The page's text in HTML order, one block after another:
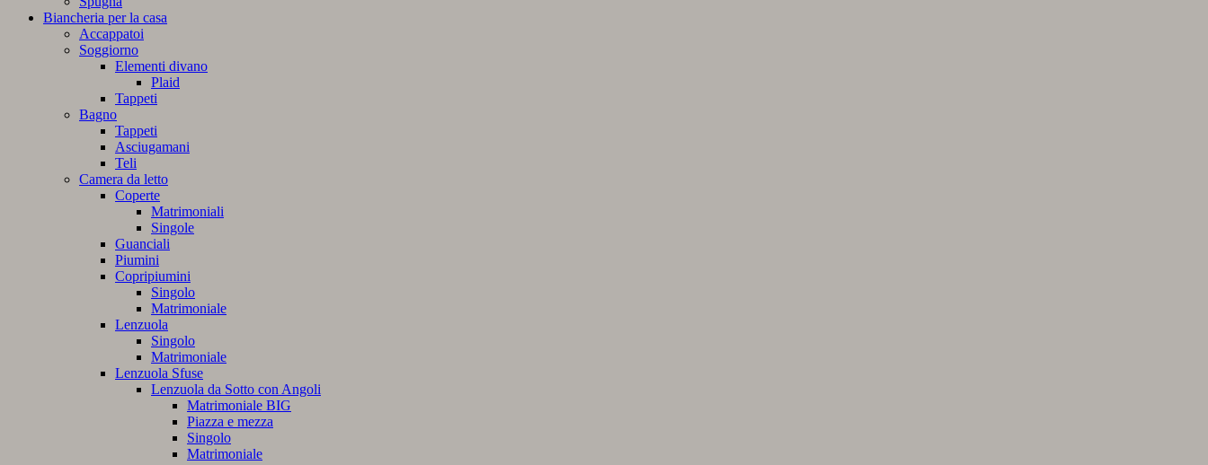
Biancheria per la casa
Accappatoi
Soggiorno
Elementi divano
Plaid
Tappeti
Bagno
Tappeti
Asciugamani
Teli
Camera da letto
Coperte
Matrimoniali
Singole
Guanciali
Piumini
Copripiumini
Singolo
Matrimoniale
Lenzuola
Singolo
Matrimoniale
Lenzuola Sfuse
Lenzuola da Sotto con Angoli
Matrimoniale BIG
Piazza e mezza
Singolo
Matrimoniale